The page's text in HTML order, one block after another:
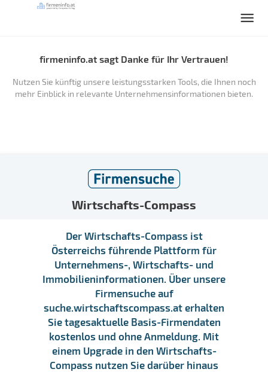
firmeninfo.at sagt Danke für Ihr Vertrauen!
Nutzen Sie künftig unsere leistungsstarken Tools, die Ihnen noch
mehr Einblick in relevante Unternehmensinformationen bieten.
Wirtschafts-Compass
Der Wirtschafts-Compass ist
Österreichs führende Plattform für
Unternehmens-, Wirtschafts- und
Immobilieninformationen. Über unsere
Firmensuche auf
suche.wirtschaftscompass.at erhalten
Sie tagesaktuelle Basis-Firmendaten
kostenlos und ohne Anmeldung. Mit
einem Upgrade in den Wirtschafts-
Compass nutzen Sie darüber hinaus